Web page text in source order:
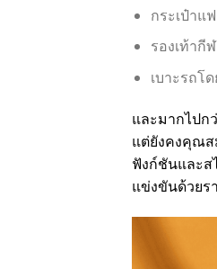
กระเป๋าแ
รองเท้ากี
เบาะรถโ
และมากไปก
แต่ยังคงคุณส
ฟังก์ชันและส
แข่งขันด้วยร